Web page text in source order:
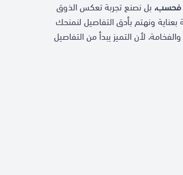
فحسب، بل نصنع تجربة تعكس الذوق
ونهتم بأدق التفاصيل لنمنحك
لأن التميز يبدأ من التفاصيل